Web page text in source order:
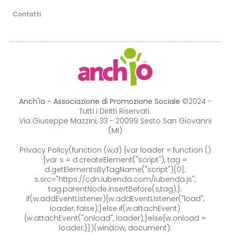
Contatti
Anch'io - Associazione di Promozione Sociale ©2024 -
Tutti i Diritti Riservati.
Via Giuseppe Mazzini, 33 - 20099 Sesto San Giovanni
(MI)
Privacy Policy(function (w,d) {var loader = function ()
{var s = d.createElement("script"), tag =
d.getElementsByTagName("script")[0];
s.src="https://cdn.iubenda.com/iubenda.js";
tag.parentNode.insertBefore(s,tag);};
if(w.addEventListener){w.addEventListener("load",
loader, false);}else if(w.attachEvent)
{w.attachEvent("onload", loader);}else{w.onload =
loader;}})(window, document);